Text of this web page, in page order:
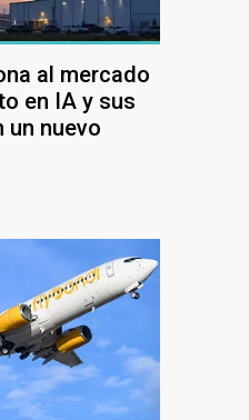
al mercado
en IA y sus
un nuevo